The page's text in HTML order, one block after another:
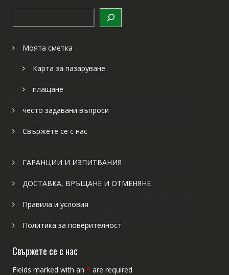
Моята сметка
Карта за пазаруване
плащане
често задавани въпроси
Свържете се с нас
ГАРАНЦИИ И ИЗПИТВАНИЯ
ДОСТАВКА, ВРЪЩАНЕ И ОТМЕНЯНЕ
Правила и условия
Политика за поверителност
Свържете се с нас
Fields marked with an * are required